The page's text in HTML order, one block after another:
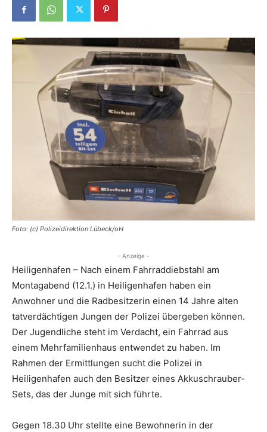
Foto: (c) Polizeidirektion Lübeck/oH
- Anzeige -
Heiligenhafen – Nach einem Fahrraddiebstahl am
Montagabend (12.1.) in Heiligenhafen haben ein
Anwohner und die Radbesitzerin einen 14 Jahre alten
tatverdächtigen Jungen der Polizei übergeben können.
Der Jugendliche steht im Verdacht, ein Fahrrad aus
einem Mehrfamilienhaus entwendet zu haben. Im
Rahmen der Ermittlungen sucht die Polizei in
Heiligenhafen auch den Besitzer eines Akkuschrauber-
Sets, das der Junge mit sich führte.
Gegen 18.30 Uhr stellte eine Bewohnerin in der